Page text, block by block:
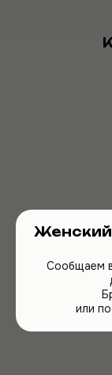
Женский
Сообщаем
или